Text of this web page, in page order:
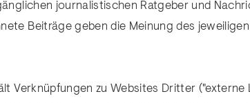
journalistischen Ratgeber und
Beiträge geben die Meinung des
Verknüpfungen zu Websites Dritter